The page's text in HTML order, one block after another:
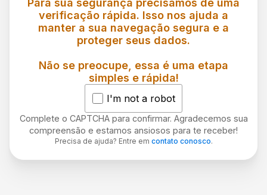
Para sua segurança precisamos de uma
verificação rápida. Isso nos ajuda a
manter a sua navegação segura e a
proteger seus dados.
Não se preocupe, essa é uma etapa
simples e rápida!
I'm not a robot
Complete o CAPTCHA para confirmar. Agradecemos sua
compreensão e estamos ansiosos para te receber!
Precisa de ajuda? Entre em contato conosco.